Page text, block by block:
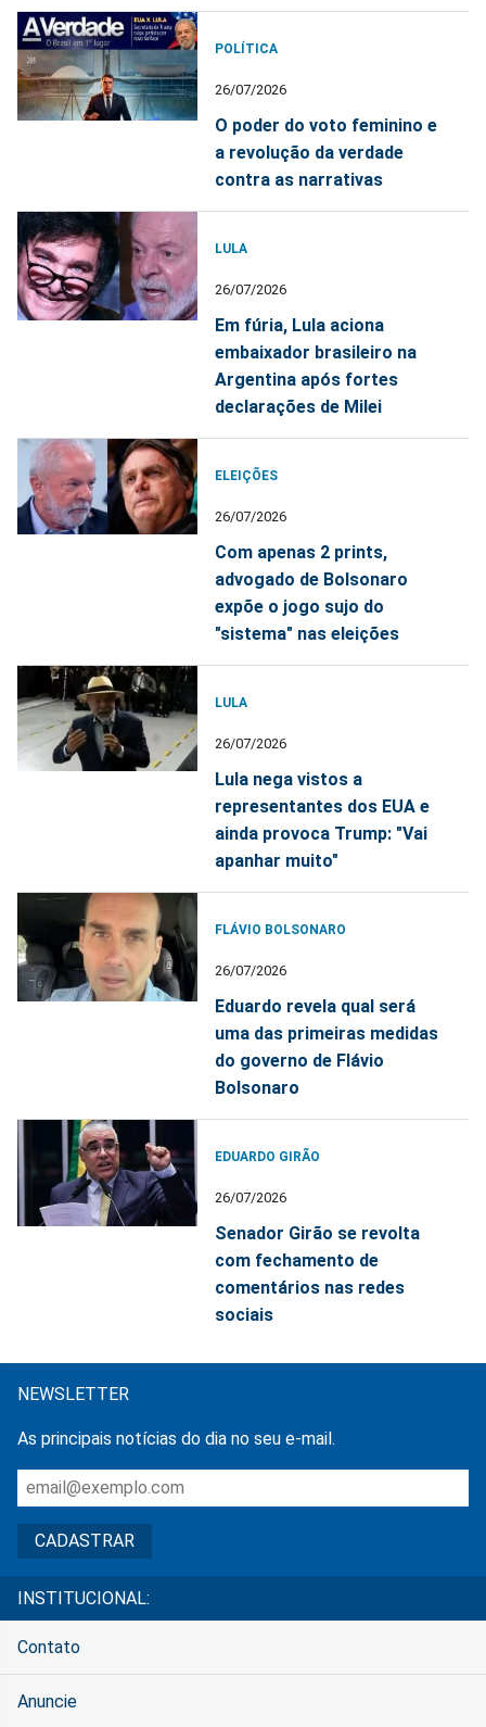
POLÍTICA
26/07/2026
O poder do voto feminino e
a revolução da verdade
contra as narrativas
LULA
26/07/2026
Em fúria, Lula aciona
embaixador brasileiro na
Argentina após fortes
declarações de Milei
ELEIÇÕES
26/07/2026
Com apenas 2 prints,
advogado de Bolsonaro
expõe o jogo sujo do
"sistema" nas eleições
LULA
26/07/2026
Lula nega vistos a
representantes dos EUA e
ainda provoca Trump: "Vai
apanhar muito"
FLÁVIO BOLSONARO
26/07/2026
Eduardo revela qual será
uma das primeiras medidas
do governo de Flávio
Bolsonaro
EDUARDO GIRÃO
26/07/2026
Senador Girão se revolta
com fechamento de
comentários nas redes
sociais
NEWSLETTER
As principais notícias do dia no seu e-mail.
INSTITUCIONAL:
Contato
Anuncie